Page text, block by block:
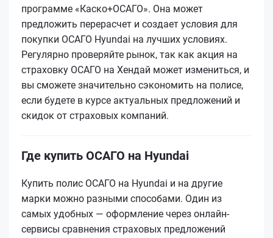
программе «Каско+ОСАГО». Она может
предложить перерасчет и создает условия для
покупки ОСАГО Hyundai на лучших условиях.
Регулярно проверяйте рынок, так как акция на
страховку ОСАГО на Хендай может измениться, и
вы сможете значительно сэкономить на полисе,
если будете в курсе актуальных предложений и
скидок от страховых компаний.
Где купить ОСАГО на Hyundai
Купить полис ОСАГО на Hyundai и на другие
марки можно разными способами. Один из
самых удобных — оформление через онлайн-
сервисы сравнения страховых предложений